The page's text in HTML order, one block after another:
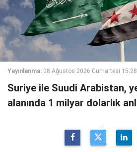
Yayınlanma: 08 Ağustos 2026 Cumartesi 15:28
Suriye ile Suudi Arabistan,
alanında 1 milyar dolarlık